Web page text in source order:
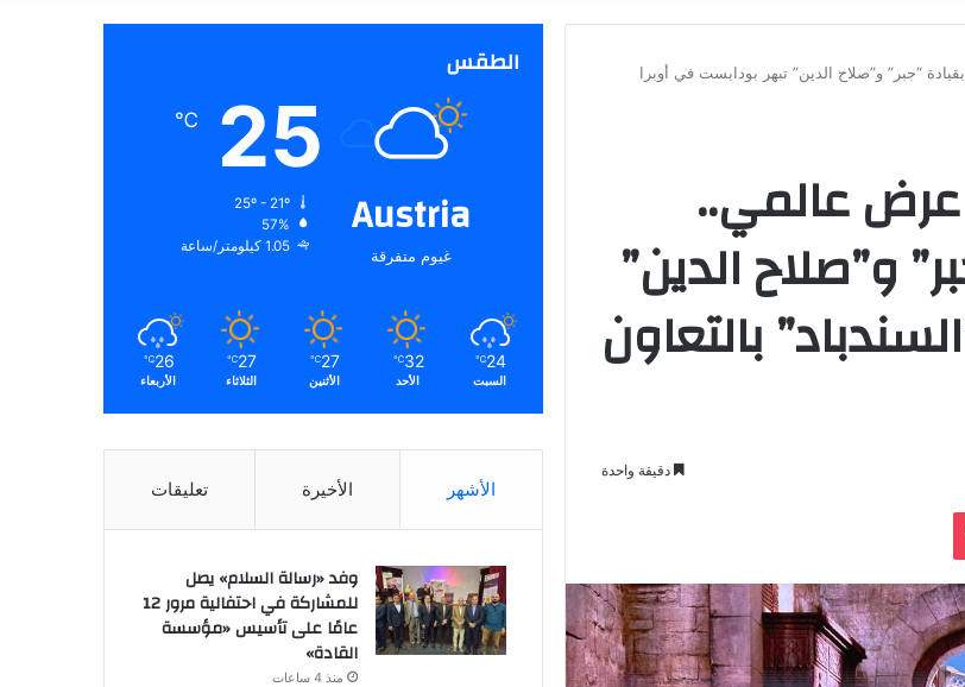
عن
“جبر” و”صلاح الدين” تبهر بودابست في أوبرا
عالمي..
و”صلاح الدين”
بالتعاون
دقيقة واحدة
بوكيت
الطقس
Austria
غيوم متفرقة
25
℃
57%
1.05 كيلومتر/ساعة
24
℃
السبت
32
℃
الأحد
27
℃
الأثنين
27
℃
الثلاثاء
26
℃
الأربعاء
الأشهر الأخيرة تعليقات
وفد «رسالة السلام» يصل
للمشاركة في احتفالية مرور 12
عامًا على تأسيس «مؤسسة
القادة»
منذ 4 ساعات